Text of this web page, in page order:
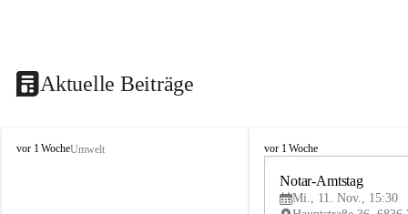
Aktuelle Beiträge
V
vor 1 WocheUmwelt
V
vor 1 Woche
Notar-Amtstag
Mi., 11. Nov., 15:30